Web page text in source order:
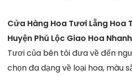
Cửa Hàng Hoa Tươi Lẵng Hoa
Huyện Phú Lộc Giao Hoa
Tươi của bên tôi đưa về đến
chọn đa dạng về loại hoa, màu